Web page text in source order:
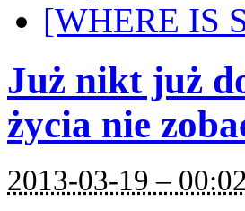
[WHERE IS
Już nikt już
życia nie
2013-03-19 – 00:02